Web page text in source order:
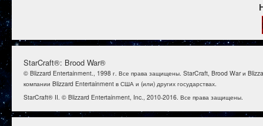
StarCraft®: Brood War®
© Blizzard Entertainment., 1998 г. Все права защищены. StarCraft, Brood War и
компании Blizzard Entertainment в США и (или) других государствах.
StarCraft® II. © Blizzard Entertainment, Inc., 2010-2016. Все права защищены.